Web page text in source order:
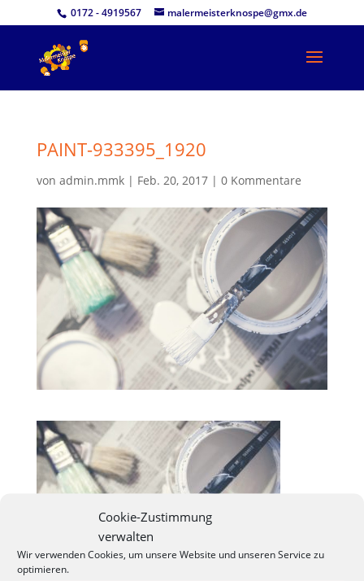
Cookie-Zustimmung
verwalten
Wir verwenden Cookies, um unsere Website und unseren Service zu
optimieren.
0172 - 4919567 malermeisterknospe@gmx.de
PAINT-933395_1920
von admin.mmk| Feb. 20, 2017| 0 Kommentare